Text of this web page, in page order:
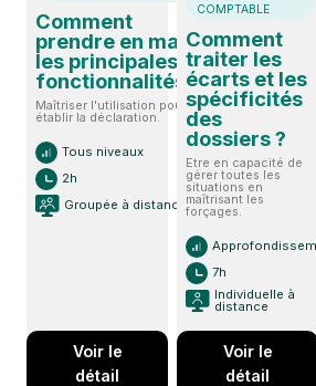
Comment
prendre en main
les principales
fonctionnalités ?
Maîtriser l'utilisation pour
établir la déclaration.
Tous niveaux
2h
Groupée à distance
Voir le
détail
COMPTABLE
Comment
traiter les
écarts et les
spécificités
des
dossiers ?
Etre en capacité de
gérer toutes les
situations en
maîtrisant les
forçages.
7h
Individuelle à
distance
Voir le
détail